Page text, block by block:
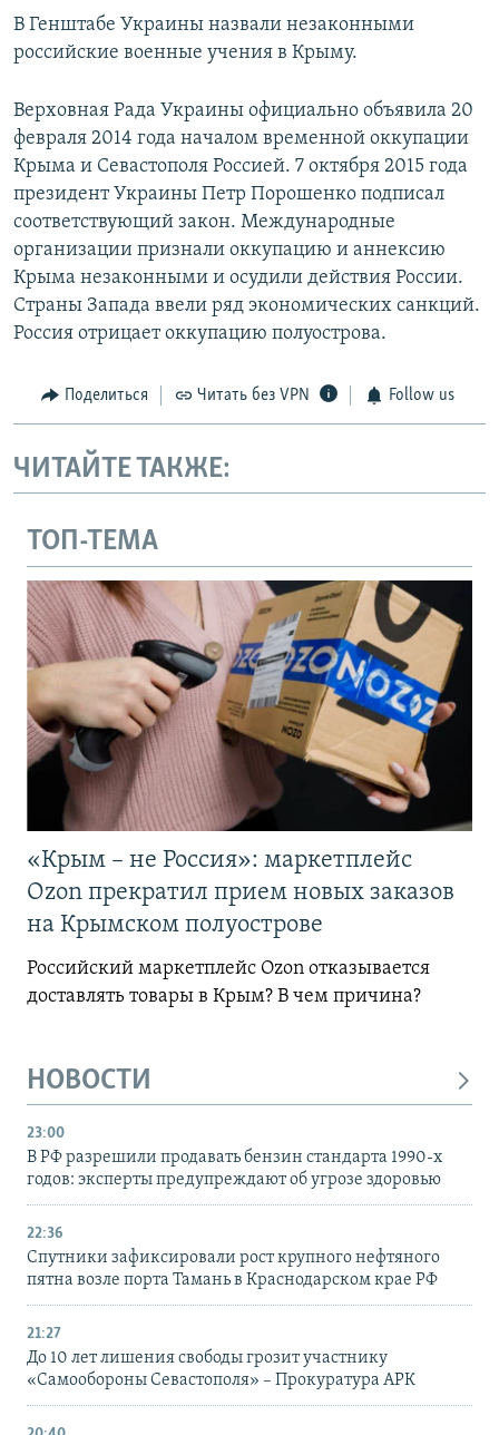
В Генштабе Украины назвали незаконными
российские военные учения в Крыму.
Верховная Рада Украины официально объявила 20
февраля 2014 года началом временной оккупации
Крыма и Севастополя Россией. 7 октября 2015 года
президент Украины Петр Порошенко подписал
соответствующий закон. Международные
организации признали оккупацию и аннексию
Крыма незаконными и осудили действия России.
Страны Запада ввели ряд экономических санкций.
Россия отрицает оккупацию полуострова.
Поделиться Читать без VPN Follow us
ЧИТАЙТЕ ТАКЖЕ:
ТОП-ТЕМА
«Крым – не Россия»: маркетплейс
Ozon прекратил прием новых заказов
на Крымском полуострове
Российский маркетплейс Ozon отказывается
доставлять товары в Крым? В чем причина?
НОВОСТИ
23:00
В РФ разрешили продавать бензин стандарта 1990-х
годов: эксперты предупреждают об угрозе здоровью
22:36
Спутники зафиксировали рост крупного нефтяного
пятна возле порта Тамань в Краснодарском крае РФ
21:27
До 10 лет лишения свободы грозит участнику
«Самообороны Севастополя» – Прокуратура АРК